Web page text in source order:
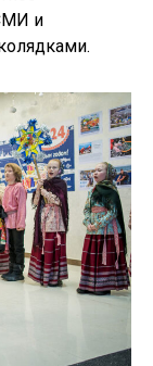
и